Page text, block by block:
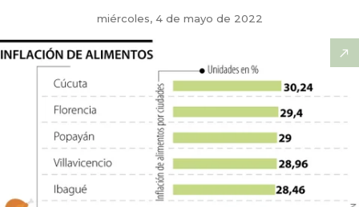
miércoles, 4 de mayo de 2022